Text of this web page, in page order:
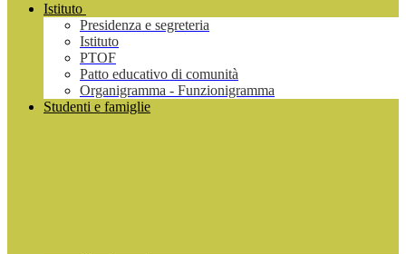
Istituto
Presidenza e segreteria
Istituto
PTOF
Patto educativo di comunità
Organigramma - Funzionigramma
Studenti e famiglie